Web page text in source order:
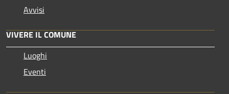
Avvisi
VIVERE IL COMUNE
Luoghi
Eventi